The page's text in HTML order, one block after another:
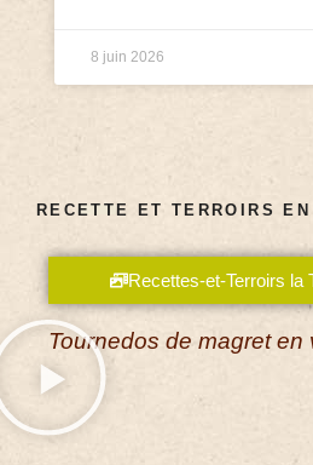
8 juin 2026
RECETTE ET TERROIRS
Recettes-et-Terroirs la
Tournedos de magret en